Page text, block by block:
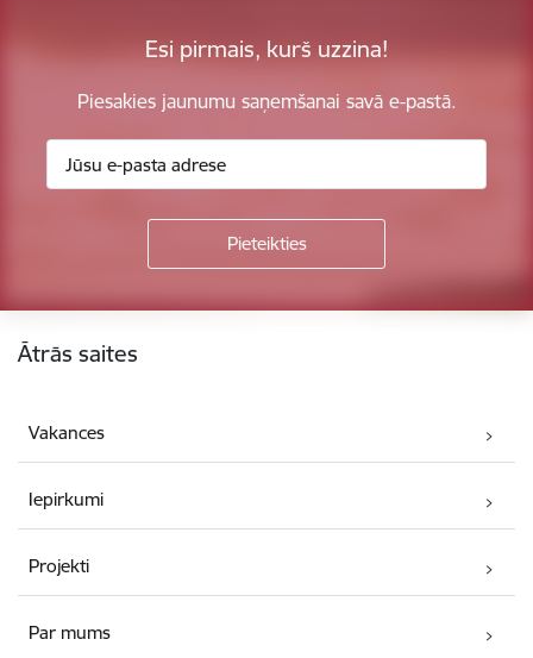
Esi pirmais, kurš uzzina!
Piesakies jaunumu saņemšanai savā e-pastā.
Ātrās saites
Vakances
Iepirkumi
Projekti
Par mums